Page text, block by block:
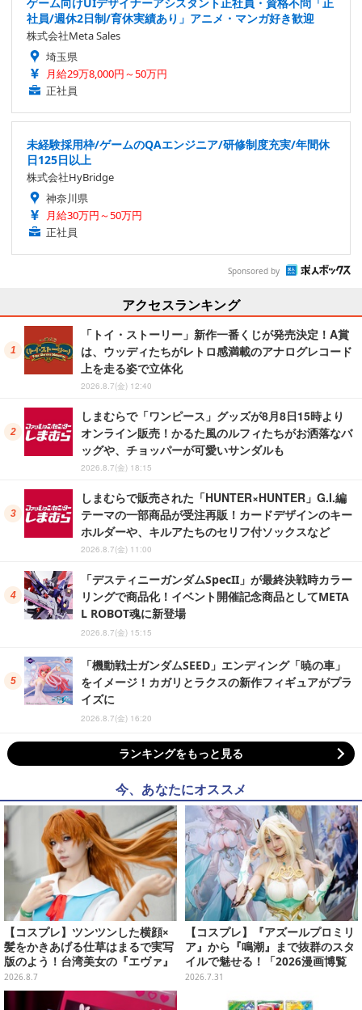
社員/週休2日制/育休実績あり」アニメ・マンガ好き歓迎
株式会社Meta Sales
埼玉県
月給29万8,000円～50万円
正社員
未経験採用枠/ゲームのQAエンジニア/研修制度充実/年間休
日125日以上
株式会社HyBridge
神奈川県
月給30万円～50万円
正社員
Sponsored by
アクセスランキング
「トイ・ストーリー」新作一番くじが発売決定！A賞
は、ウッディたちがレトロ感満載のアナログレコード
上を走る姿で立体化
2026.8.7(金) 12:40
しまむらで「ワンピース」グッズが8月8日15時より
オンライン販売！かるた風のルフィたちがお洒落なバ
ッグや、チョッパーが可愛いサンダルも
2026.8.7(金) 18:15
しまむらで販売された「HUNTER×HUNTER」G.I.編
テーマの一部商品が受注再販！カードデザインのキー
ホルダーや、キルアたちのセリフ付ソックスなど
2026.8.7(金) 11:00
「デスティニーガンダムSpecII」が最終決戦時カラー
リングで商品化！イベント開催記念商品としてMETA
L ROBOT魂に新登場
2026.8.7(金) 15:15
「機動戦士ガンダムSEED」エンディング「暁の車」
をイメージ！カガリとラクスの新作フィギュアがプラ
イズに
2026.8.7(金) 16:20
ランキングをもっと見る
今、あなたにオススメ
【コスプレ】ツンツンした横顔×
髪をかきあげる仕草はまるで実写
版のよう！台湾美女の『エヴァ』
制服アスカが美しすぎた【写真8
枚】
2026.8.7
【コスプレ】『アズールプロミリ
ア』から『鳴潮』まで抜群のスタ
イルで魅せる！「2026漫画博覧
会」百花繚乱の台湾美女12選【写
2026.7.31